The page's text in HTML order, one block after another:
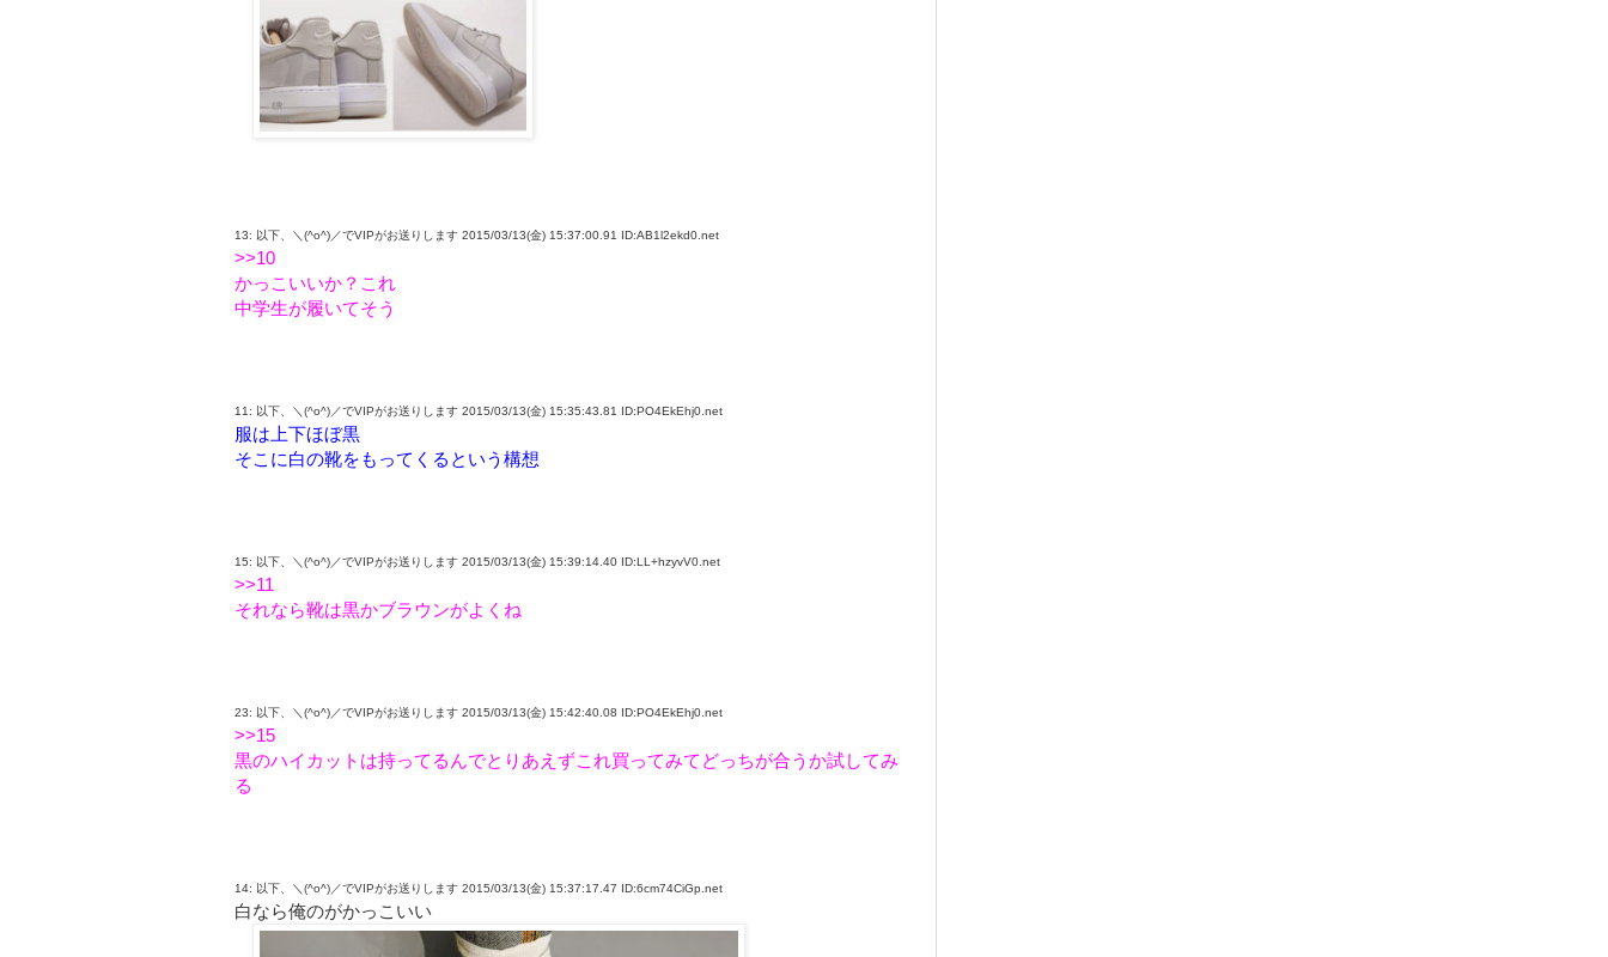
13: 以下、＼(^o^)／でVIPがお送りします 2015/03/13(金) 15:37:00.91 ID:AB1l2ekd0.net
>>10
かっこいいか？これ
中学生が履いてそう
11: 以下、＼(^o^)／でVIPがお送りします 2015/03/13(金) 15:35:43.81 ID:PO4EkEhj0.net
服は上下ほぼ黒
そこに白の靴をもってくるという構想
15: 以下、＼(^o^)／でVIPがお送りします 2015/03/13(金) 15:39:14.40 ID:LL+hzyvV0.net
>>11
それなら靴は黒かブラウンがよくね
23: 以下、＼(^o^)／でVIPがお送りします 2015/03/13(金) 15:42:40.08 ID:PO4EkEhj0.net
>>15
黒のハイカットは持ってるんでとりあえずこれ買ってみてどっちが合うか試してみ
る
14: 以下、＼(^o^)／でVIPがお送りします 2015/03/13(金) 15:37:17.47 ID:6cm74CiGp.net
白なら俺のがかっこいい